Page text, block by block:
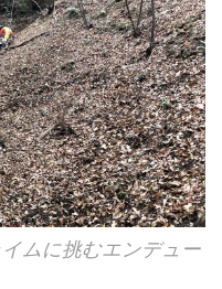
ムに挑むエンデュー